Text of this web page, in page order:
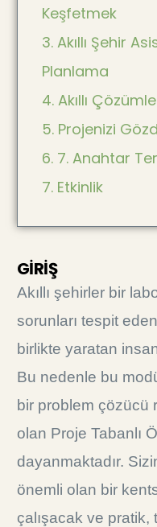
Keşfetmek
3. Akıllı Şehir
Planlama
4. Akıllı
5. Projenizi
6. 7. Anahtar
7. Etkinlik
GİRİŞ
Akıllı şehirler bir
sorunları tespit
birlikte yaratan
Bu nedenle bu
bir problem çözücü
olan Proje Tabanlı
dayanmaktadır.
önemli olan bir
çalışacak ve